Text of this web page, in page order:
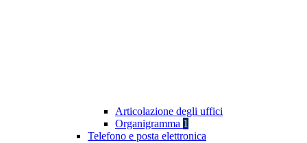
Articolazione degli uffici
Organigramma 1
Telefono e posta elettronica